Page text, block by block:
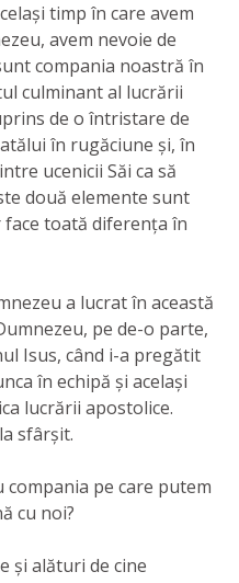
timp în care avem
avem nevoie de
compania noastră în
culminant al lucrării
de o întristare de
în rugăciune și, în
ucenicii Săi ca să
două elemente sunt
toată diferența în
a lucrat în această
pe de-o parte,
Isus, când i-a pregătit
în echipă și același
lucrării apostolice.
sfârșit.
compania pe care putem
cu noi?
și alături de cine